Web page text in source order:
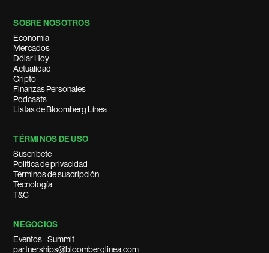
SOBRE NOSOTROS
Economía
Mercados
Dólar Hoy
Actualidad
Cripto
Finanzas Personales
Podcasts
Listas de Bloomberg Línea
TÉRMINOS DE USO
Suscríbete
Política de privacidad
Términos de suscripción
Tecnología
T&C
NEGOCIOS
Eventos - Summit
partnerships@bloomberglinea.com